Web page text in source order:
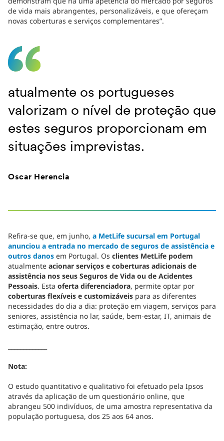
de vida mais abrangentes, personalizáveis, e que ofereçam
novas coberturas e serviços complementares”.
atualmente os portugueses
valorizam o nível de proteção que
estes seguros proporcionam em
situações imprevistas.
Oscar Herencia
Refira-se que, em junho, a MetLife sucursal em Portugal
anunciou a entrada no mercado de seguros de assistência e
outros danos em Portugal. Os clientes MetLife podem
atualmente acionar serviços e coberturas adicionais de
assistência nos seus Seguros de Vida ou de Acidentes
Pessoais. Esta oferta diferenciadora, permite optar por
coberturas flexíveis e customizáveis para as diferentes
necessidades do dia a dia: proteção em viagem, serviços para
seniores, assistência no lar, saúde, bem-estar, IT, animais de
estimação, entre outros.
Nota:
O estudo quantitativo e qualitativo foi efetuado pela Ipsos
através da aplicação de um questionário online, que
abrangeu 500 indivíduos, de uma amostra representativa da
população portuguesa, dos 25 aos 64 anos.